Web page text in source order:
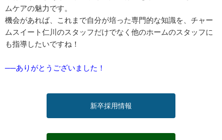
ムケアの魅力です。
機会があれば、これまで自分が培った専門的な知識を、チャー
ムスイート仁川のスタッフだけでなく他のホームのスタッフに
も指導したいですね！
──ありがとうございました！
新卒採用情報